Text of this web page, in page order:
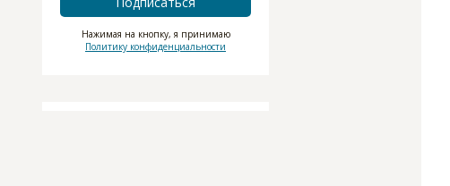
Нажимая на кнопку, я принимаю
Политику конфиденциальности